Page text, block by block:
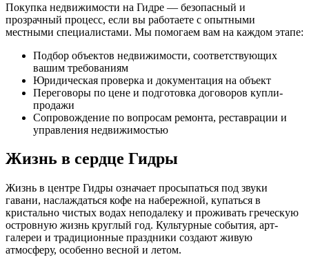
Покупка недвижимости на Гидре — безопасный и
прозрачный процесс, если вы работаете с опытными
местными специалистами. Мы помогаем вам на каждом этапе:
Подбор объектов недвижимости, соответствующих
вашим требованиям
Юридическая проверка и документация на объект
Переговоры по цене и подготовка договоров купли-
продажи
Сопровождение по вопросам ремонта, реставрации и
управления недвижимостью
Жизнь в сердце Гидры
Жизнь в центре Гидры означает просыпаться под звуки
гавани, наслаждаться кофе на набережной, купаться в
кристально чистых водах неподалеку и проживать греческую
островную жизнь круглый год. Культурные события, арт-
галереи и традиционные праздники создают живую
атмосферу, особенно весной и летом.